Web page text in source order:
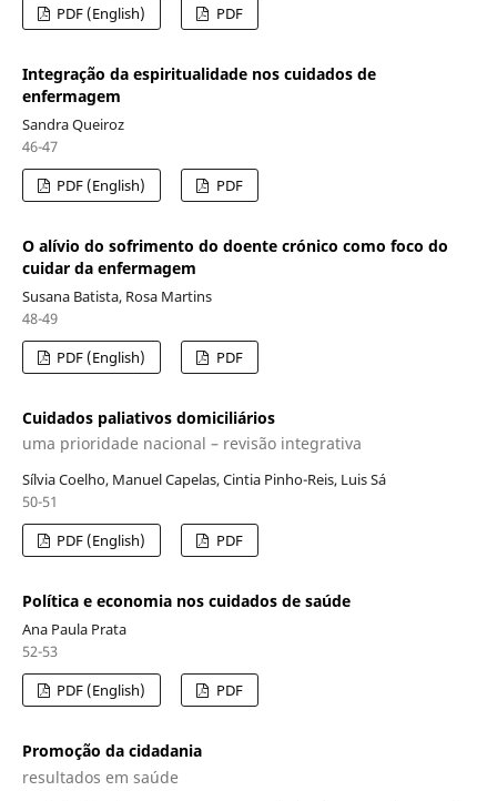
PDF (English)
PDF
Integração da espiritualidade nos cuidados de
enfermagem
Sandra Queiroz
46-47
PDF (English)
PDF
O alívio do sofrimento do doente crónico como foco do
cuidar da enfermagem
Susana Batista, Rosa Martins
48-49
PDF (English)
PDF
Cuidados paliativos domiciliários
uma prioridade nacional – revisão integrativa
Sílvia Coelho, Manuel Capelas, Cintia Pinho-Reis, Luis Sá
50-51
PDF (English)
PDF
Política e economia nos cuidados de saúde
Ana Paula Prata
52-53
PDF (English)
PDF
Promoção da cidadania
resultados em saúde